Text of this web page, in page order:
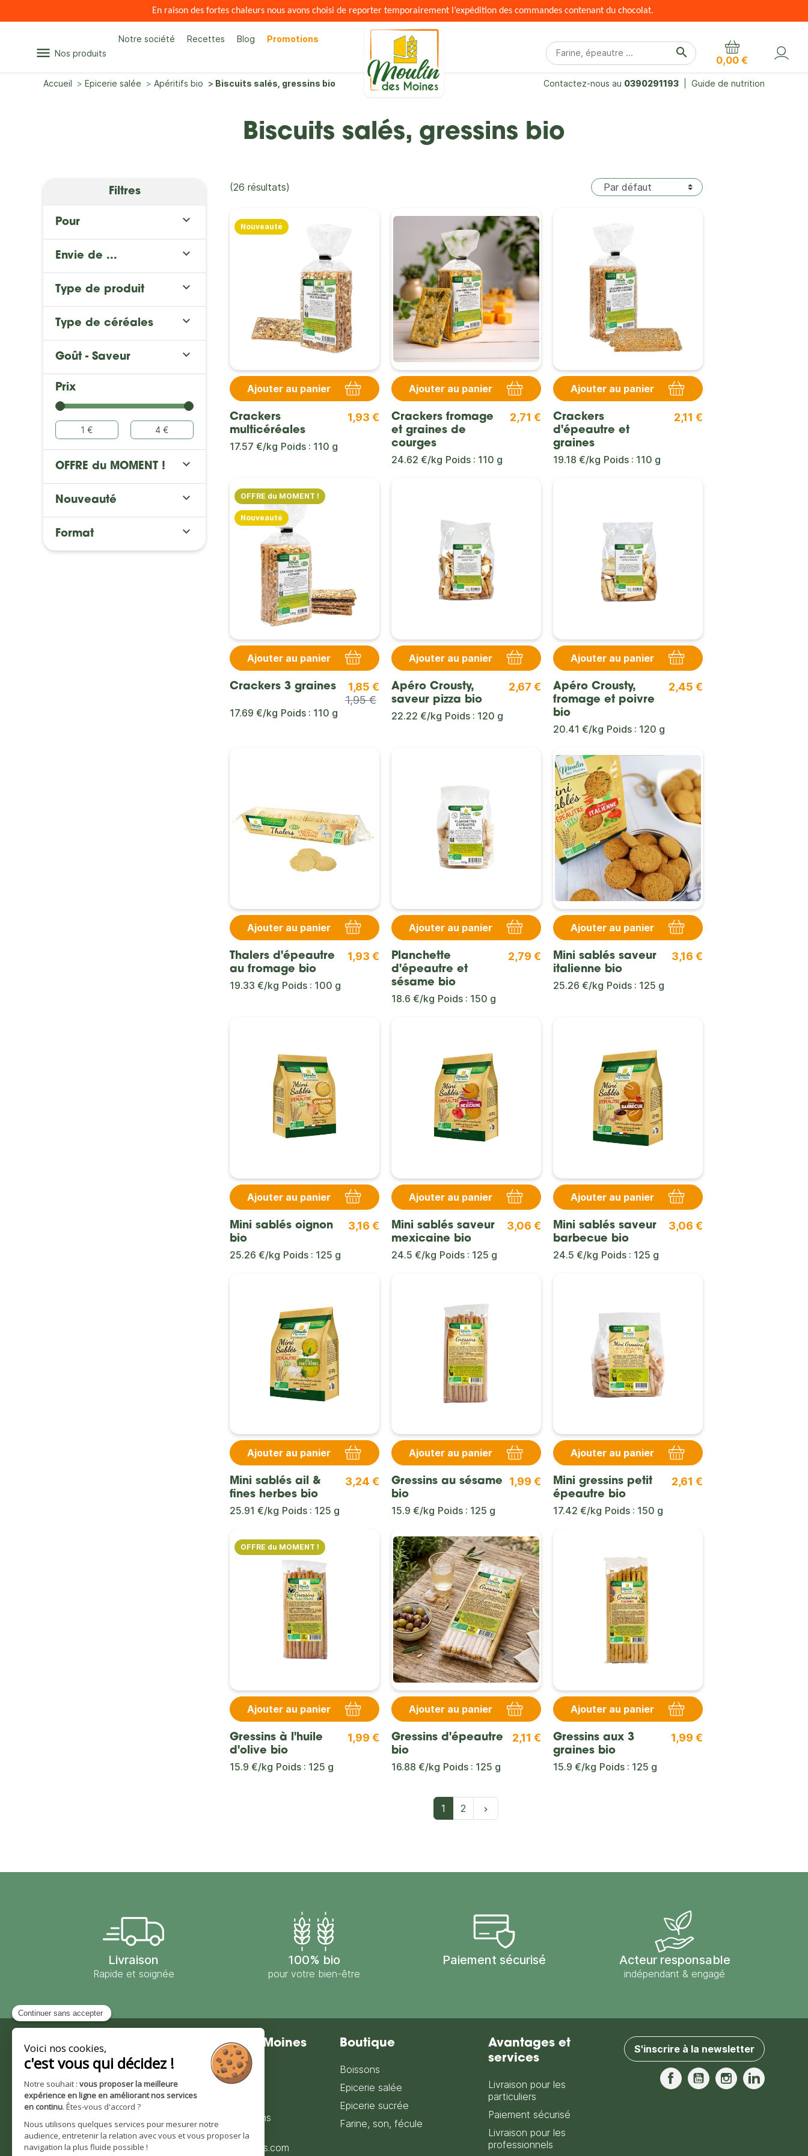
En raison des fortes chaleurs nous avons choisi de reporter temporairement l’expédition des commandes contenant du chocolat.
menu Nos produits
Notre société Recettes Blog Promotions
search
0,00 €
Accueil Epicerie salée Apéritifs bio Biscuits salés, gressins bio Contactez-nous au 0390291193 Guide de nutrition
Biscuits salés, gressins bio
Filtres
Pour 
Envie de ... 
Type de produit 
Type de céréales 
Goût - Saveur 
Prix
OFFRE du MOMENT ! 
Nouveauté 
Format 
(26 résultats)
Nouveauté
Ajouter au panier
Crackers
multicéréales
1,93 €
17.57 €/kg Poids : 110 g
Ajouter au panier
Crackers fromage
et graines de
courges
2,71 €
24.62 €/kg Poids : 110 g
Ajouter au panier
Crackers
d'épeautre et
graines
2,11 €
19.18 €/kg Poids : 110 g
OFFRE du MOMENT !
Nouveauté
Ajouter au panier
Crackers 3 graines
1,85 €
1,95 €
17.69 €/kg Poids : 110 g
Ajouter au panier
Apéro Crousty,
saveur pizza bio
2,67 €
22.22 €/kg Poids : 120 g
Ajouter au panier
Apéro Crousty,
fromage et poivre
bio
2,45 €
20.41 €/kg Poids : 120 g
Ajouter au panier
Thalers d'épeautre
au fromage bio
1,93 €
19.33 €/kg Poids : 100 g
Ajouter au panier
Planchette
d'épeautre et
sésame bio
2,79 €
18.6 €/kg Poids : 150 g
Ajouter au panier
Mini sablés saveur
italienne bio
3,16 €
25.26 €/kg Poids : 125 g
Ajouter au panier
Mini sablés oignon
bio
3,16 €
25.26 €/kg Poids : 125 g
Ajouter au panier
Mini sablés saveur
mexicaine bio
3,06 €
24.5 €/kg Poids : 125 g
Ajouter au panier
Mini sablés saveur
barbecue bio
3,06 €
24.5 €/kg Poids : 125 g
Ajouter au panier
Mini sablés ail &
fines herbes bio
3,24 €
25.91 €/kg Poids : 125 g
Ajouter au panier
Gressins au sésame
bio
1,99 €
15.9 €/kg Poids : 125 g
Ajouter au panier
Mini gressins petit
épeautre bio
2,61 €
17.42 €/kg Poids : 150 g
OFFRE du MOMENT !
Ajouter au panier
Gressins à l'huile
d'olive bio
1,99 €
15.9 €/kg Poids : 125 g
Ajouter au panier
Gressins d'épeautre
bio
2,11 €
16.88 €/kg Poids : 125 g
Ajouter au panier
Gressins aux 3
graines bio
1,99 €
15.9 €/kg Poids : 125 g
1 2 keyboard_arrow_right
Livraison
Rapide et soignée
100% bio
pour votre bien-être
Paiement sécurisé Acteur responsable
indépendant & engagé
Contact
Moulin des Moines
101 route de Wingersheim
67170 Krautwiller
0390291193
Nous contacter
Moulin des Moines
Notre société
Nos valeurs et
engagements
Nos certifications
Bienvenue sur
moulindesmoines.com
Boutique
Boissons
Epicerie salée
Epicerie sucrée
Farine, son, fécule
Avantages et
services
Livraison pour les
particuliers
Paiement sécurisé
Livraison pour les
professionnels
S'inscrire à la newsletter